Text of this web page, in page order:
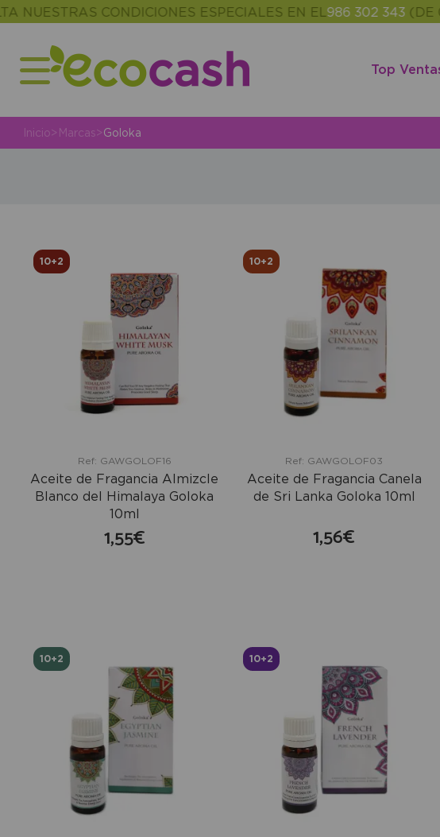
CONDICIONES ESPECIALES EN EL986 302 343 (DE 09:00
Top
Inicio> Marcas> Goloka
10+2
Ref: GAWGOLOF16
Aceite de Fragancia Almizcle
Blanco del Himalaya Goloka
10ml
1,55€
10+2
Ref: GAWGOLOF03
Aceite de Fragancia Canela
de Sri Lanka Goloka 10ml
1,56€
10+2 10+2